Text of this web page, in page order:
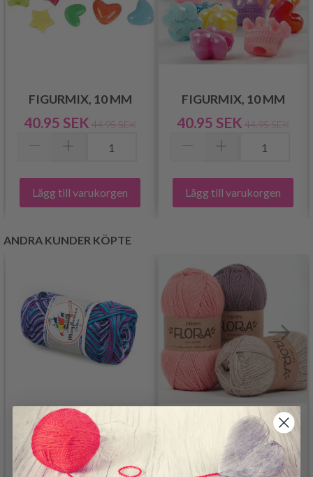
FIGURMIX, 10 MM
40.95 SEK 44.95 SEK
Lägg till varukorgen
FIGURMIX, 10 MM
40.95 SEK 44.95 SEK
Lägg till varukorgen
ANDRA KUNDER KÖPTE
MAYFLOWER COTTON
8/4 PRINT JUNIOR
DROPS FLORA